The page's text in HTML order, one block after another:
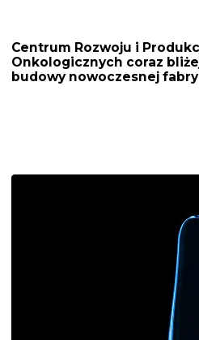
Centrum Rozwoju i
Onkologicznych coraz
budowy nowoczesnej